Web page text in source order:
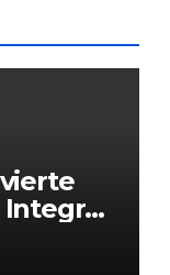
Integral
para